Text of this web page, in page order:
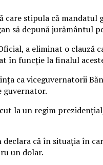
care stipula că
să depună jurământul
a eliminat o clauză
în funcţie la finalul
ca viceguvernatorii
guvernator.
la un regim
declara că în situaţia în
un dolar.